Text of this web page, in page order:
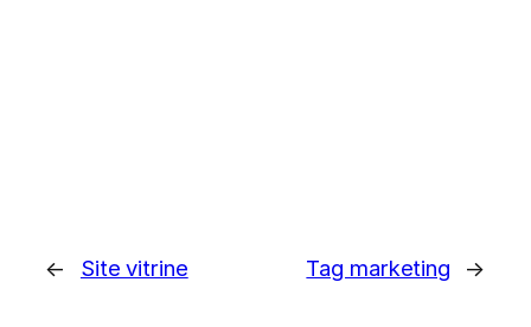
← Site vitrine Tag marketing →